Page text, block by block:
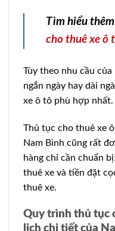
Tìm hiểu
cho thuê xe ô
Tùy theo nhu cầu
ngắn ngày hay dài
xe ô tô phù hợp nhất.
Thủ tục cho thuê xe
Nam Bình cũng rất
hàng chỉ cần chuẩn
thuê xe và tiền đặt
thuê xe.
Quy trình thủ tục
lịch chi tiết của